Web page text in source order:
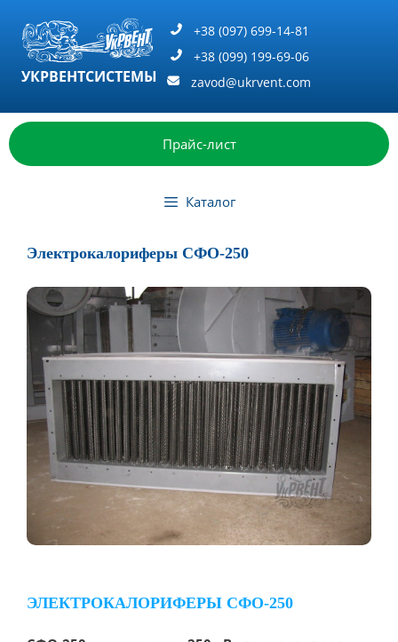
содержимому
УКРВЕНТСИСТЕМЫ
+38 (097) 699-14-81
+38 (099) 199-69-06
zavod@ukrvent.com
Прайс-лист
Каталог
Электрокалориферы СФО-250
ЭЛЕКТРОКАЛОРИФЕРЫ СФО-250